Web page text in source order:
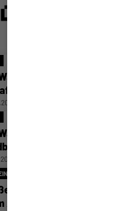
gegen
: Wacker
Ostereiersuche
Adler Ellinghorst